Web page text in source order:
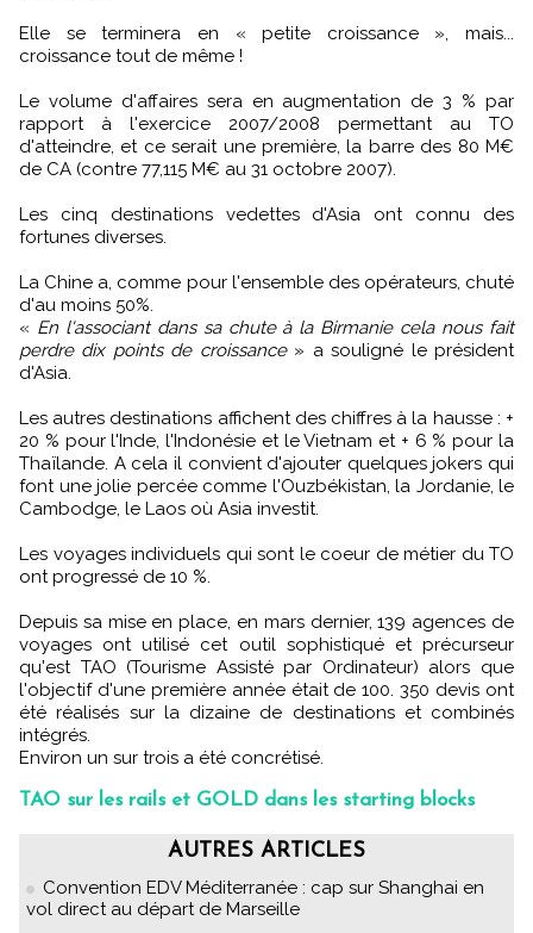
Elle se terminera en « petite croissance », mais...
croissance tout de même !
Le volume d'affaires sera en augmentation de 3 % par
rapport à l'exercice 2007/2008 permettant au TO
d'atteindre, et ce serait une première, la barre des 80 M€
de CA (contre 77,115 M€ au 31 octobre 2007).
Les cinq destinations vedettes d'Asia ont connu des
fortunes diverses.
La Chine a, comme pour l'ensemble des opérateurs, chuté
d'au moins 50%.
« En l'associant dans sa chute à la Birmanie cela nous fait
perdre dix points de croissance » a souligné le président
d'Asia.
Les autres destinations affichent des chiffres à la hausse : +
20 % pour l'Inde, l'Indonésie et le Vietnam et + 6 % pour la
Thaïlande. A cela il convient d'ajouter quelques jokers qui
font une jolie percée comme l'Ouzbékistan, la Jordanie, le
Cambodge, le Laos où Asia investit.
Les voyages individuels qui sont le coeur de métier du TO
ont progressé de 10 %.
Depuis sa mise en place, en mars dernier, 139 agences de
voyages ont utilisé cet outil sophistiqué et précurseur
qu'est TAO (Tourisme Assisté par Ordinateur) alors que
l'objectif d'une première année était de 100. 350 devis ont
été réalisés sur la dizaine de destinations et combinés
intégrés.
Environ un sur trois a été concrétisé.
TAO sur les rails et GOLD dans les starting blocks
AUTRES ARTICLES
Convention EDV Méditerranée : cap sur Shanghai en
vol direct au départ de Marseille